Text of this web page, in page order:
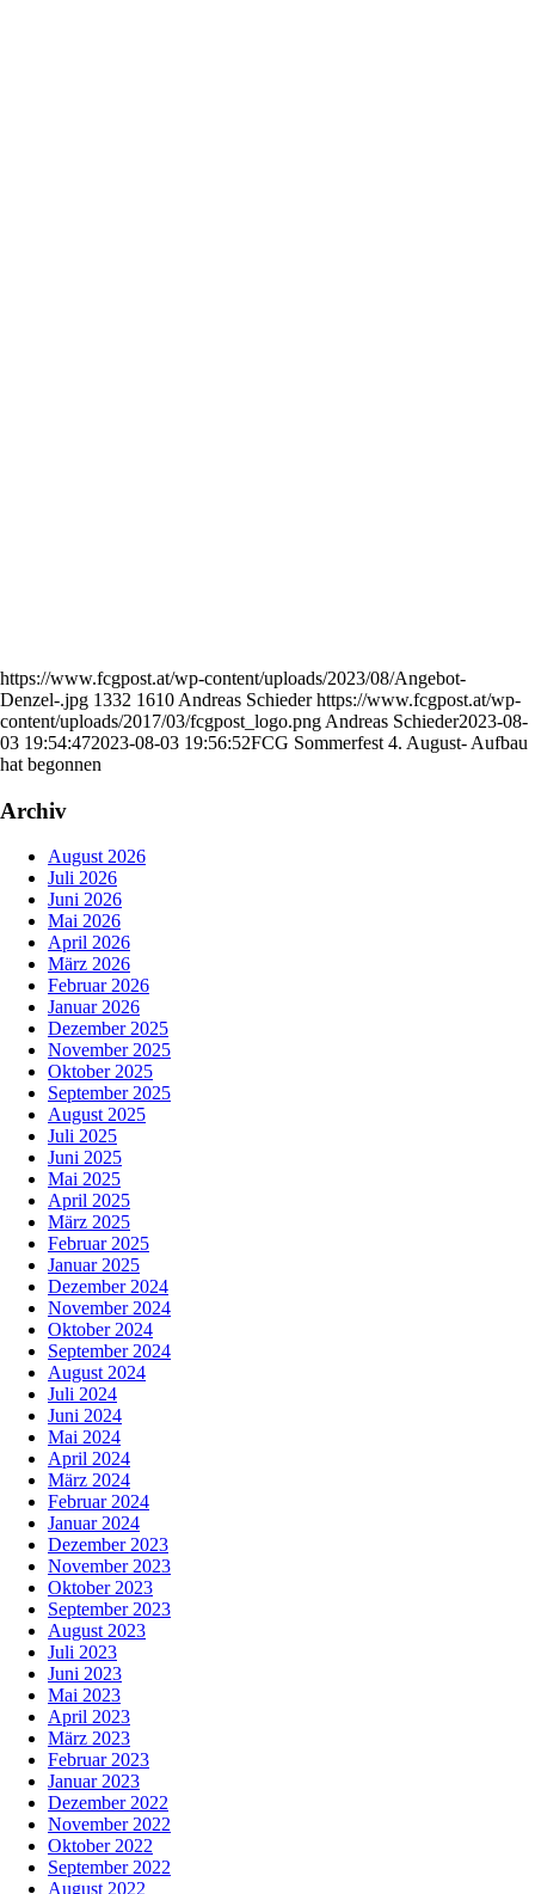
https://www.fcgpost.at/wp-content/uploads/2023/08/Angebot-
Denzel-.jpg 1332 1610 Andreas Schieder https://www.fcgpost.at/wp-
content/uploads/2017/03/fcgpost_logo.png Andreas Schieder2023-08-
03 19:54:472023-08-03 19:56:52FCG Sommerfest 4. August- Aufbau
hat begonnen
Archiv
August 2026
Juli 2026
Juni 2026
Mai 2026
April 2026
März 2026
Februar 2026
Januar 2026
Dezember 2025
November 2025
Oktober 2025
September 2025
August 2025
Juli 2025
Juni 2025
Mai 2025
April 2025
März 2025
Februar 2025
Januar 2025
Dezember 2024
November 2024
Oktober 2024
September 2024
August 2024
Juli 2024
Juni 2024
Mai 2024
April 2024
März 2024
Februar 2024
Januar 2024
Dezember 2023
November 2023
Oktober 2023
September 2023
August 2023
Juli 2023
Juni 2023
Mai 2023
April 2023
März 2023
Februar 2023
Januar 2023
Dezember 2022
November 2022
Oktober 2022
September 2022
August 2022